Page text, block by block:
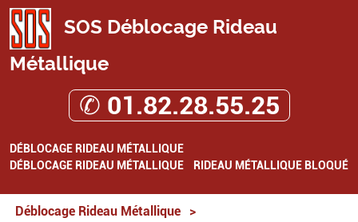
SOS Déblocage Rideau
Métallique
✆ 01.82.28.55.25
DÉBLOCAGE RIDEAU MÉTALLIQUE
DÉBLOCAGE RIDEAU MÉTALLIQUE
RIDEAU MÉTALLIQUE BLOQUÉ
Déblocage Rideau Métallique
>